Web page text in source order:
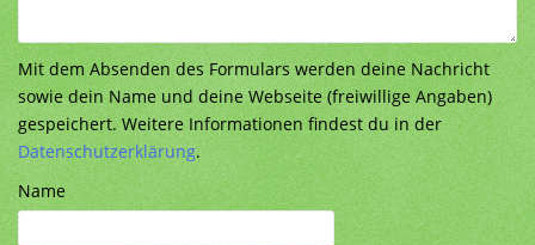
Mit dem Absenden des Formulars werden deine Nachricht
sowie dein Name und deine Webseite (freiwillige Angaben)
gespeichert. Weitere Informationen findest du in der
Datenschutzerklärung.
Name